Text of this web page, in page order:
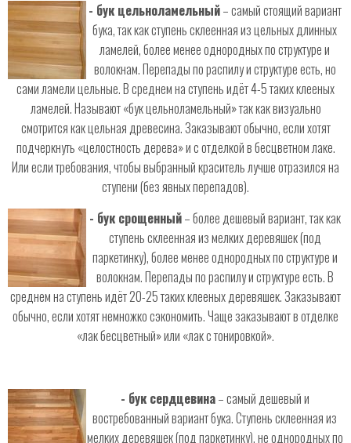
- бук цельноламельный– самый стоящий вариант
бука, так как ступень склеенная из цельных длинных
ламелей, более менее однородных по структуре и
волокнам. Перепады по распилу и структуре есть, но
сами ламели цельные. В среднем на ступень идёт 4-5 таких клееных
ламелей. Называют «бук цельноламельный» так как визуально
смотрится как цельная древесина. Заказывают обычно, если хотят
подчеркнуть «целостность дерева» и с отделкой в бесцветном лаке.
Или если требования, чтобы выбранный краситель лучше отразился на
ступени (без явных перепадов).
- бук срощенный– более дешевый вариант, так как
ступень склеенная из мелких деревяшек (под
паркетинку), более менее однородных по структуре и
волокнам. Перепады по распилу и структуре есть. В
среднем на ступень идёт 20-25 таких клееных деревяшек. Заказывают
обычно, если хотят немножко сэкономить. Чаще заказывают в отделке
«лак бесцветный» или «лак с тонировкой».
- бук сердцевина– самый дешевый и
востребованный вариант бука. Ступень склеенная из
мелких деревяшек (под паркетинку), не однородных по